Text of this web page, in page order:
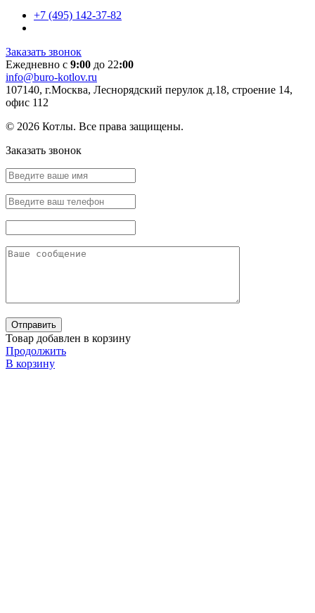
+7 (495) 142-37-82
Заказать звонок
Ежедневно с 9:00 до 22:00
info@buro-kotlov.ru
107140, г.Москва, Леснорядский перулок д.18, строение 14,
офис 112
© 2026 Котлы. Все права защищены.
Заказать звонок
Товар добавлен в корзину
Продолжить
В корзину